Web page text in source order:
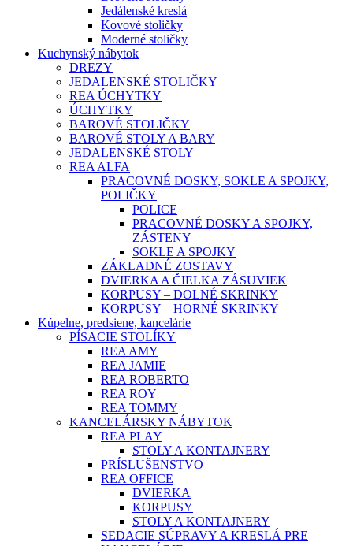
Jedálenské kreslá
Kovové stoličky
Moderné stoličky
Kuchynský nábytok
DREZY
JEDALENSKÉ STOLIČKY
REA ÚCHYTKY
ÚCHYTKY
BAROVÉ STOLIČKY
BAROVÉ STOLY A BARY
JEDALENSKÉ STOLY
REA ALFA
PRACOVNÉ DOSKY, SOKLE A SPOJKY,
POLIČKY
POLICE
PRACOVNÉ DOSKY A SPOJKY,
ZÁSTENY
SOKLE A SPOJKY
ZÁKLADNÉ ZOSTAVY
DVIERKA A ČIELKA ZÁSUVIEK
KORPUSY – DOLNÉ SKRINKY
KORPUSY – HORNÉ SKRINKY
Kúpelne, predsiene, kancelárie
PÍSACIE STOLÍKY
REA AMY
REA JAMIE
REA ROBERTO
REA ROY
REA TOMMY
KANCELÁRSKY NÁBYTOK
REA PLAY
STOLY A KONTAJNERY
PRÍSLUŠENSTVO
REA OFFICE
DVIERKA
KORPUSY
STOLY A KONTAJNERY
SEDACIE SÚPRAVY A KRESLÁ PRE